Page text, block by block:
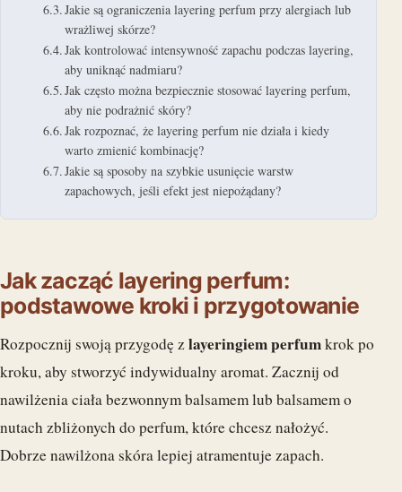
Jakie są ograniczenia layering perfum przy alergiach lub
wrażliwej skórze?
Jak kontrolować intensywność zapachu podczas layering,
aby uniknąć nadmiaru?
Jak często można bezpiecznie stosować layering perfum,
aby nie podrażnić skóry?
Jak rozpoznać, że layering perfum nie działa i kiedy
warto zmienić kombinację?
Jakie są sposoby na szybkie usunięcie warstw
zapachowych, jeśli efekt jest niepożądany?
Jak zacząć layering perfum:
podstawowe kroki i przygotowanie
Rozpocznij swoją przygodę zlayeringiem perfumkrok po
kroku, aby stworzyć indywidualny aromat. Zacznij od
nawilżenia ciała bezwonnym balsamem lub balsamem o
nutach zbliżonych do perfum, które chcesz nałożyć.
Dobrze nawilżona skóra lepiej atramentuje zapach.